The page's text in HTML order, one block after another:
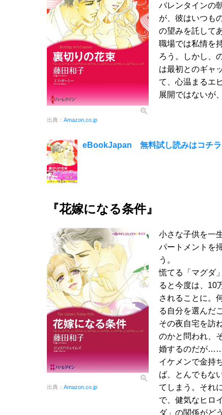
出典： Amazon.co.jp
バレンタインの
が、彼はいつも
の望みを託して
職場では私情を
ろう。しかし、
は最初とのギャ
て、心温まるエ
展開ではないが
eBookJapan 無料試し読みはコチ
『花嫁になる条件』
出典： Amazon.co.jp
小さな子供を一
パートメントを
う。
慌てる「マグダ
ると今度は、10
されることに。
る自分を選んだ
その夜自宅を訪
のかと問われ、
婚するのだが……
イケメンで金持
ば、とんでもな
てしまう。それ
で、健気なヒロ
ダ」の関係がど